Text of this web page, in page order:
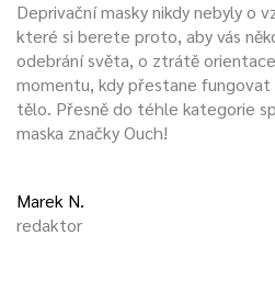
při přepravěpachatele
nespolupracujícího.
Použitím masky je snížena jeho
odpor. Kukla se používala při
neviděl na popravčí četu.
pozitivně
Maska na oči se často využívá k
Deprivační masky nikdy nebyly o
které si berete proto, aby vás
odebrání světa, o ztrátě
momentu, kdy přestane
tělo. Přesně do téhle kategorie
maska značky Ouch!
Marek N.
redaktor